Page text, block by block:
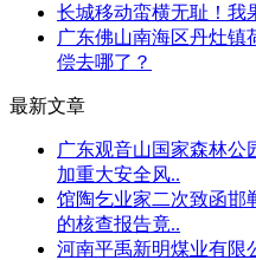
长城移动蛮横无耻！我
广东佛山南海区丹灶镇
偿去哪了？
最新文章
广东观音山国家森林公
加重大安全风..
馆陶乞业家二次致函邯
的核查报告竟..
河南平禹新明煤业有限